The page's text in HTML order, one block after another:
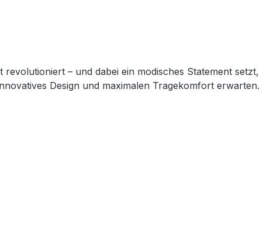
– und dabei ein modisches Statement setzt,
Design und maximalen Tragekomfort erwarten.